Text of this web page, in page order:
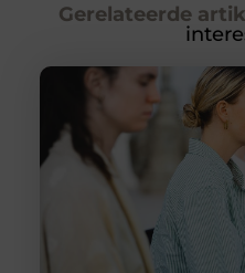
Gerelateerde